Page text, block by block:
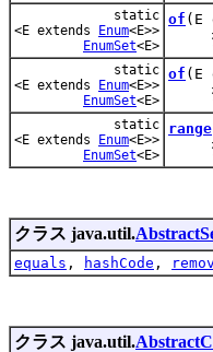
static
<E extends Enum<E>>
EnumSet<E>
of (E
指
static
<E extends Enum<E>>
EnumSet<E>
of (E
指
static
<E extends Enum<E>>
EnumSet<E>
range
指
クラス java.util.
equals , hashCode ,
クラス java.util.